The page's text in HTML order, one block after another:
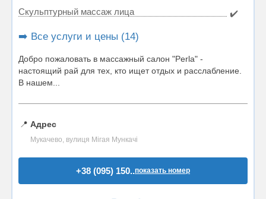
Скульптурный массаж лица
✔️
➡️ Все услуги и цены (14)
Добро пожаловать в массажный салон "Perla" -
настоящий рай для тех, кто ищет отдых и расслабление.
В нашем...
📍 Адрес
Мукачево, вулиця Мігая Мункачі
+38 (095) 150..показать номер